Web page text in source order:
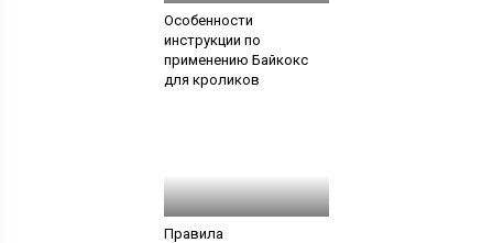
Особенности
инструкции по
применению Байкокс
для кроликов
Правила